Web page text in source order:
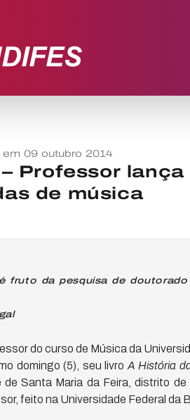
09 outubro 2014
Professor
de música
fruto da pesquisa de
do curso de Música da
domingo (5), seu livro A História
de Santa Maria da Feira, distrito
feito na Universidade Federal da